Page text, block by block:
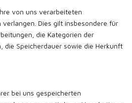
von uns verarbeiteten
Dies gilt insbesondere für
die Kategorien der
die Speicherdauer sowie die Herkunft
bei uns gespeicherten